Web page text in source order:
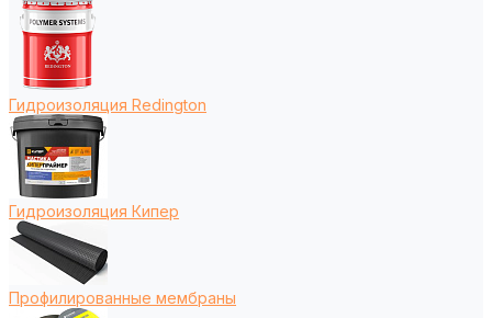
Гидроизоляция Redington
Гидроизоляция Кипер
Профилированные мембраны